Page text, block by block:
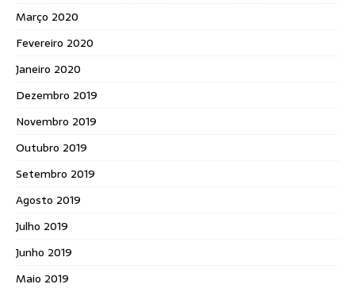
Março 2020
Fevereiro 2020
Janeiro 2020
Dezembro 2019
Novembro 2019
Outubro 2019
Setembro 2019
Agosto 2019
Julho 2019
Junho 2019
Maio 2019